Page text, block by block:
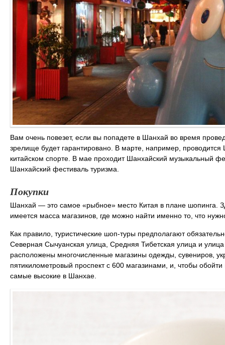
Вам очень повезет, если вы попадете в Шанхай во время
зрелище будет гарантировано. В марте, например,
китайском спорте. В мае проходит Шанхайский музыкальный
Шанхайский фестиваль туризма.
Покупки
Шанхай — это самое «рыбное» место Китая в плане шопинга.
имеется масса магазинов, где можно найти именно то, что
Как правило, туристические шоп-туры предполагают
Северная Сычуанская улица, Средняя Тибетская улица и улица
расположены многочисленные магазины одежды, сувениров,
пятикилометровый проспект с 600 магазинами, и, чтобы
самые высокие в Шанхае.